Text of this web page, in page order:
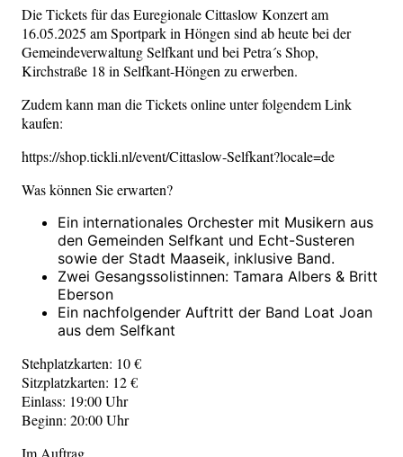
Die Tickets für das Euregionale Cittaslow Konzert am
16.05.2025 am Sportpark in Höngen sind ab heute bei der
Gemeindeverwaltung Selfkant und bei Petra´s Shop,
Kirchstraße 18 in Selfkant-Höngen zu erwerben.
Zudem kann man die Tickets online unter folgendem Link
kaufen:
https://shop.tickli.nl/event/Cittaslow-Selfkant?locale=de
Was können Sie erwarten?
Ein internationales Orchester mit Musikern aus
den Gemeinden Selfkant und Echt-Susteren
sowie der Stadt Maaseik, inklusive Band.
Zwei Gesangssolistinnen: Tamara Albers & Britt
Eberson
Ein nachfolgender Auftritt der Band Loat Joan
aus dem Selfkant
Stehplatzkarten: 10 €
Sitzplatzkarten: 12 €
Einlass: 19:00 Uhr
Beginn: 20:00 Uhr
Im Auftrag